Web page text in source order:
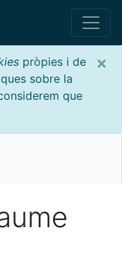
×
pròpies i de
sobre la
que